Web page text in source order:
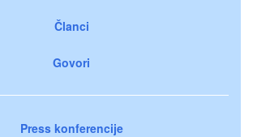
Članci
Govori
Press konferencije